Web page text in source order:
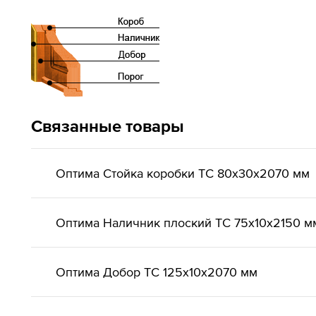
Связанные товары
Оптима Стойка коробки ТС 80х30х2070 мм
Оптима Наличник плоский ТС 75х10х2150
Оптима Добор ТС 125х10х2070 мм